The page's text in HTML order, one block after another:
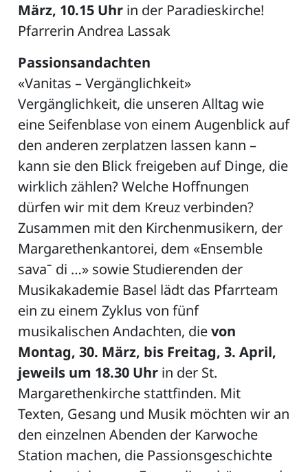
März, 10.15 Uhr in der Paradieskirche!
Pfarrerin Andrea Lassak
Passionsandachten
«Vanitas – Vergänglichkeit»
Vergänglichkeit, die unseren Alltag wie
eine Seifenblase von einem Augenblick auf
den anderen zerplatzen lassen kann –
kann sie den Blick freigeben auf Dinge, die
wirklich zählen? Welche Hoffnungen
dürfen wir mit dem Kreuz verbinden?
Zusammen mit den Kirchenmusikern, der
Margarethenkantorei, dem «Ensemble
savaˉ di …» sowie Studierenden der
Musikakademie Basel lädt das Pfarrteam
ein zu einem Zyklus von fünf
musikalischen Andachten, dievon
Montag, 30. März, bis Freitag, 3. April,
jeweils um 18.30 Uhr in der St.
Margarethenkirche stattfinden. Mit
Texten, Gesang und Musik möchten wir an
den einzelnen Abenden der Karwoche
Station machen, die Passionsgeschichte